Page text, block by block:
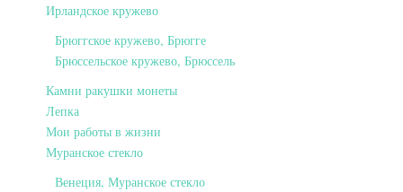
Ирландское кружево
Брюггское кружево, Брюгге
Брюссельское кружево, Брюссель
Камни ракушки монеты
Лепка
Мои работы в жизни
Муранское стекло
Венеция, Муранское стекло